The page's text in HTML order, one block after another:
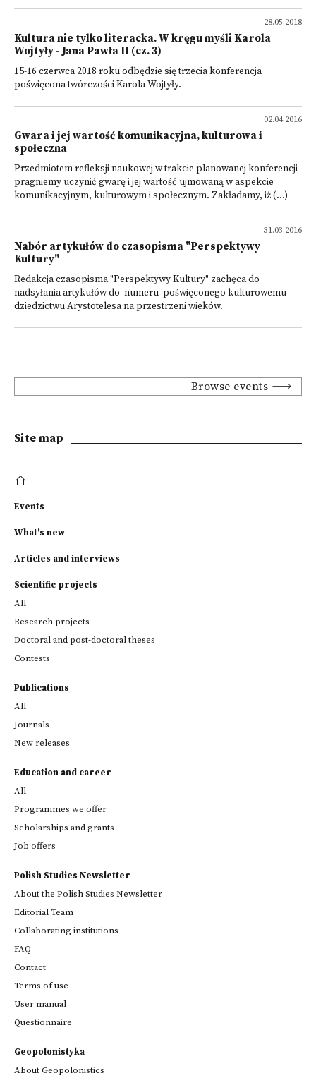
28.05.2018
Kultura nie tylko literacka. W kręgu myśli Karola
Wojtyły - Jana Pawła II (cz. 3)
15-16 czerwca 2018 roku odbędzie się trzecia konferencja
poświęcona twórczości Karola Wojtyły.
02.04.2016
Gwara i jej wartość komunikacyjna, kulturowa i
społeczna
Przedmiotem refleksji naukowej w trakcie planowanej konferencji
pragniemy uczynić gwarę i jej wartość ujmowaną w aspekcie
komunikacyjnym, kulturowym i społecznym. Zakładamy, iż (...)
31.03.2016
Nabór artykułów do czasopisma "Perspektywy
Kultury"
Redakcja czasopisma "Perspektywy Kultury" zachęca do
nadsyłania artykułów do numeru poświęconego kulturowemu
dziedzictwu Arystotelesa na przestrzeni wieków.
Browse events
Site map
Events
What's new
Articles and interviews
Scientific projects
All
Research projects
Doctoral and post-doctoral theses
Contests
Publications
All
Journals
New releases
Education and career
All
Programmes we offer
Scholarships and grants
Job offers
Polish Studies Newsletter
About the Polish Studies Newsletter
Editorial Team
Collaborating institutions
FAQ
Contact
Terms of use
User manual
Questionnaire
Geopolonistyka
About Geopolonistics